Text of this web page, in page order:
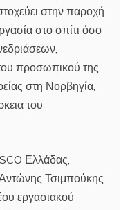
στην παροχή
στο σπίτι όσο
προσωπικού της
στη Νορβηγία,
του
Ελλάδας,
Τσιμπούκης
εργασιακού